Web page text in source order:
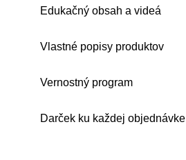
Edukačný obsah a videá
Vlastné popisy produktov
Vernostný program
Darček ku každej objednávke